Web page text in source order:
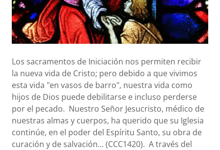
Los sacramentos de Iniciación nos permiten recibir
la nueva vida de Cristo; pero debido a que vivimos
esta vida "en vasos de barro", nuestra vida como
hijos de Dios puede debilitarse e incluso perderse
por el pecado. Nuestro Señor Jesucristo, médico de
nuestras almas y cuerpos, ha querido que su Iglesia
continúe, en el poder del Espíritu Santo, su obra de
curación y de salvación... (CCC1420). A través del